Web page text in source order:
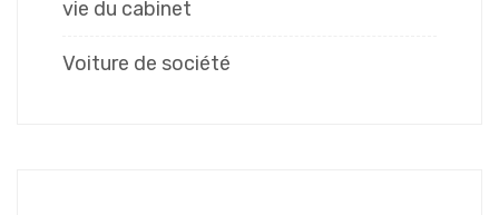
vie du cabinet
Voiture de société